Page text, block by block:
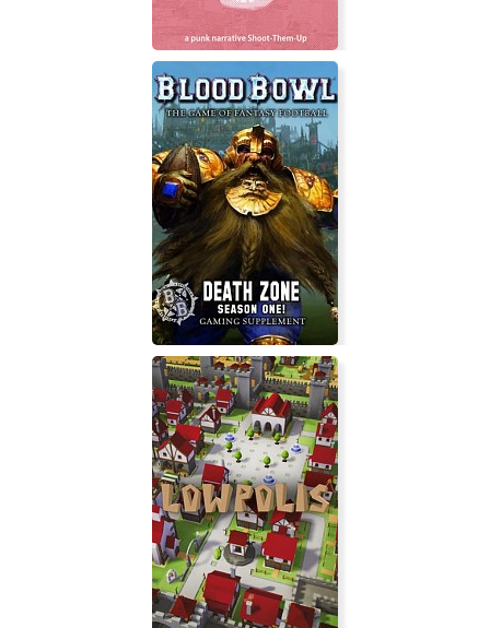
Gaijin Charenji 1 : Kiss or Kill
Blood Bowl: Death Zone